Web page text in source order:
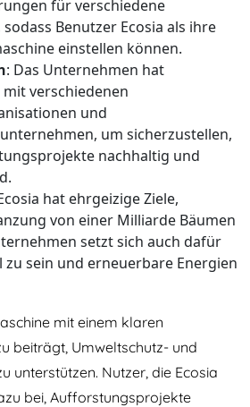
für verschiedene
Benutzer Ecosia als ihre
einstellen können.
: Das Unternehmen hat
verschiedenen
und
um sicherzustellen,
nachhaltig und
hat ehrgeizige Ziele,
von einer Milliarde Bäumen
setzt sich auch dafür
sein und erneuerbare Energien
mit einem klaren
beiträgt, Umweltschutz- und
unterstützen. Nutzer, die Ecosia
bei, Aufforstungsprojekte